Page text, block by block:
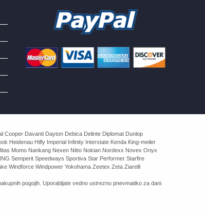
Cooper Davanti Dayton Debica Delinte Diplomat Dunlop
Heidenau Hifly Imperial Infinity Interstate Kenda King-meiler
Momo Nankang Nexen Nitto Nokian Nordexx Novex Onyx
Semperit Speedways Sportiva Star Performer Starfire
Windforce Windpower Yokohama Zeetex Zeta Ziarelli
pogojih. Uporabljate vedno ustrezno pnevmatiko za dani